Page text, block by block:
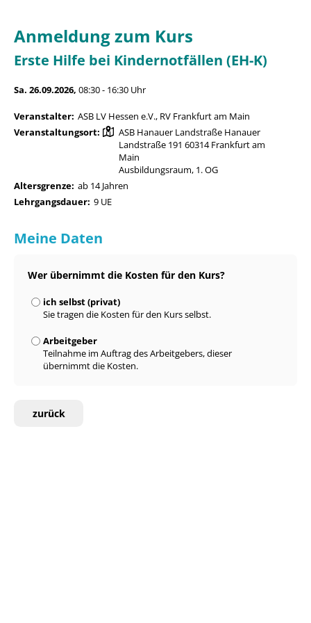
Anmeldung zum Kurs
Erste Hilfe bei Kindernotfällen (EH-K)
Sa. 26.09.2026, 08:30 - 16:30 Uhr
Veranstalter: ASB LV Hessen e.V., RV Frankfurt am Main
Veranstaltungsort:
ASB Hanauer Landstraße Hanauer
Landstraße 191 60314 Frankfurt am
Main
Ausbildungsraum, 1. OG
Altersgrenze: ab 14 Jahren
Lehrgangsdauer: 9 UE
Meine Daten
Wer übernimmt die Kosten für den Kurs?
ich selbst (privat)
Sie tragen die Kosten für den Kurs selbst.
Arbeitgeber
Teilnahme im Auftrag des Arbeitgebers, dieser
übernimmt die Kosten.
zurück